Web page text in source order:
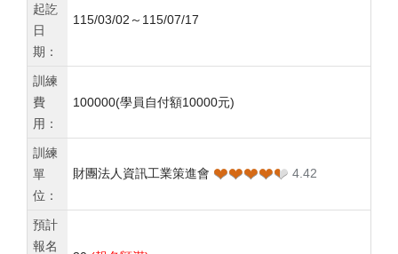
起訖
日
期：
115/03/02～115/07/17
訓練
費
用：
100000(學員自付額10000元)
訓練
單
位：
財團法人資訊工業策進會 ❤❤❤❤❤
❤❤❤❤❤ 4.42
預計
報名